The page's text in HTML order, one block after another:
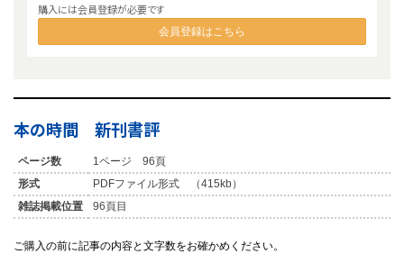
購入には会員登録が必要です
会員登録はこちら
本の時間 新刊書評
ページ数
1ページ 96頁
形式
PDFファイル形式 （415kb）
雑誌掲載位置
96頁目
ご購入の前に記事の内容と文字数をお確かめください。